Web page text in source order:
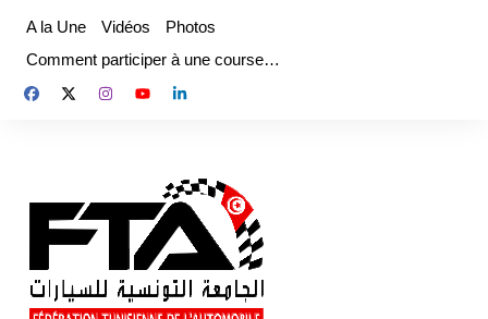
contenu
A la Une Vidéos
Photos
Comment participer à une course…